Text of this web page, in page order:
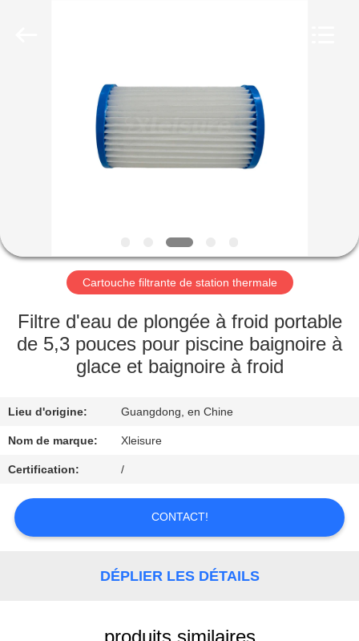
PRODUCTS
FACTORY
QUALITY
CONTROL
CONTACT
US
REQUEST
A
QUOTE
Cartouche filtrante de station thermale
Filtre d'eau de plongée à froid portable
de 5,3 pouces pour piscine baignoire à
glace et baignoire à froid
Lieu d'origine: Guangdong, en Chine
Nom de marque: Xleisure
Certification: /
CONTACT!
DÉPLIER LES DÉTAILS
produits similaires